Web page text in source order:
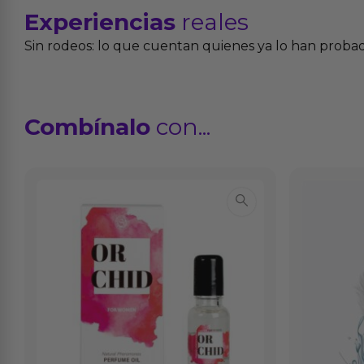
Experiencias reales
Sin rodeos: lo que cuentan quienes ya lo han
Combínalo con...